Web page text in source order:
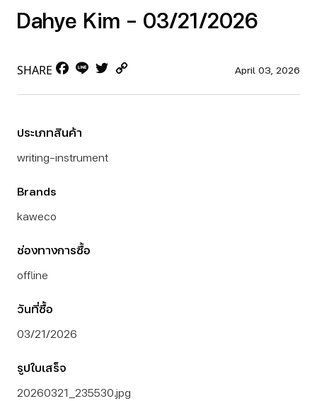
Dahye Kim – 03/21/2026
SHARE Facebook
Line Twitter April 03, 2026
ประเภทสินค้า
writing-instrument
Brands
kaweco
ช่องทางการซื้อ
offline
วันที่ซื้อ
03/21/2026
รูปใบเสร็จ
20260321_235530.jpg